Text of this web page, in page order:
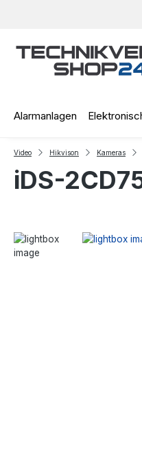
Alarmanlagen
Video Hikvison Kameras
iDS-